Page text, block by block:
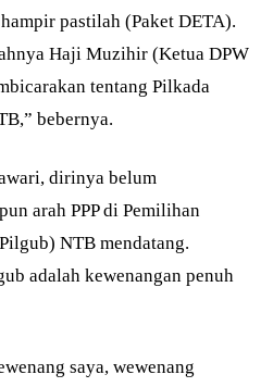
pastilah (Paket DETA).
Haji Muzihir (Ketua DPW
tentang Pilkada
bebernya.
dirinya belum
arah PPP di Pemilihan
NTB mendatang.
adalah kewenangan penuh
saya, wewenang